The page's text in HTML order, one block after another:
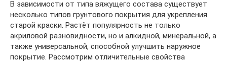
В зависимости от типа вяжущего состава существует
несколько типов грунтового покрытия для укрепления
старой краски. Растёт популярность не только
акриловой разновидности, но и алкидной, минеральной, а
также универсальной, способной улучшить наружное
покрытие. Рассмотрим отличительные свойства